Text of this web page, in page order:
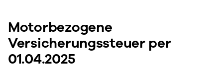
Motorbezogene
Versicherungssteuer per
01.04.2025